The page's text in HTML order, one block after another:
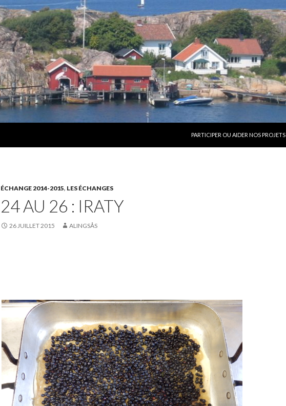
PARTICIPER OU AIDER NOS PROJETS
ÉCHANGE 2014-2015, LES ÉCHANGES
24 AU 26 : IRATY
26 JUILLET 2015 ALINGSÅS